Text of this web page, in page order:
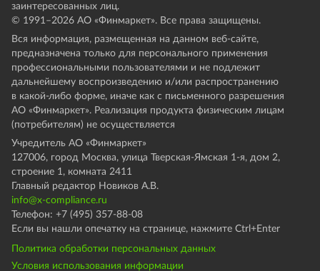
заинтересованных лиц.
© 1991–2026 АО «Финмаркет». Все права защищены.
Вся информация, размещенная на данном веб-сайте,
предназначена только для персонального применения
профессиональными пользователями и не подлежит
дальнейшему воспроизведению и/или распространению
в какой-либо форме, иначе как с письменного разрешения
АО «Финмаркет». Реализация продукта физическим лицам
(потребителям) не осуществляется
Учредитель АО «Финмаркет»
127006, город Москва, улица Тверская-Ямская 1-я, дом 2,
строение 1, комната 2411
Главный редактор Новиков А.В.
info@x-compliance.ru
Телефон: +7 (495) 357-88-08
Если вы нашли опечатку на странице, нажмите Ctrl+Enter
Политика обработки персональных данных
Условия использования информации